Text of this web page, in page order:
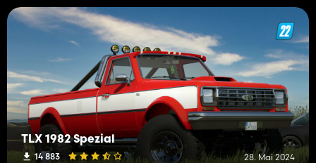
TLX 1982 Spezial
14 883 28. Mai 2024